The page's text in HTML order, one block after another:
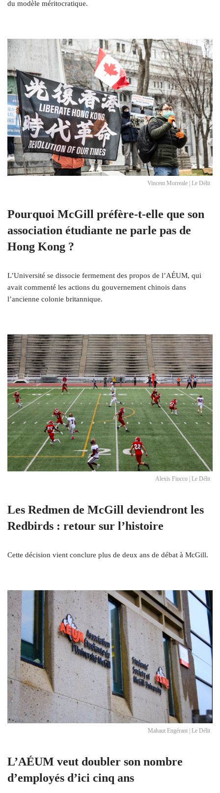
du modèle méritocratique.
Vincent Morreale | Le Délit
Pourquoi McGill préfère-t-elle que son
association étudiante ne parle pas de
Hong Kong ?
L’Université se dissocie fermement des propos de l’AÉUM, qui
avait commenté les actions du gouvernement chinois dans
l’ancienne colonie britannique.
Alexis Fiocco | Le Délit
Les Redmen de McGill deviendront les
Redbirds : retour sur l’histoire
Cette décision vient conclure plus de deux ans de débat à McGill.
Mahaut Engérant | Le Délit
L’AÉUM veut doubler son nombre
d’employés d’ici cinq ans